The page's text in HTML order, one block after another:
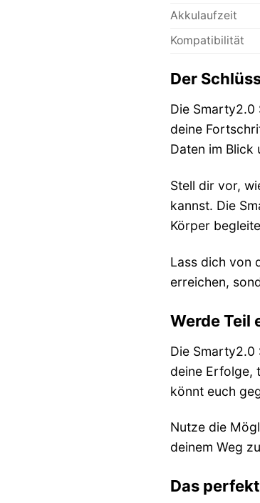
Akkulaufzeit
Kompatibilität
Der
Die Smarty2.0
deine
Daten im Blick
Stell dir vor,
kannst. Die
Körper
Lass dich von
erreichen,
Werde Teil
Die Smarty2.0
deine Erfolge,
könnt euch
Nutze die
deinem Weg
Das